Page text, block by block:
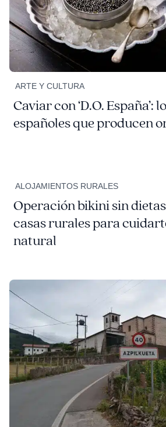
ARTE Y CULTURA
Caviar con ‘D.O. España’:
españoles que producen
ALOJAMIENTOS RURALES
Operación bikini sin
casas rurales para
natural